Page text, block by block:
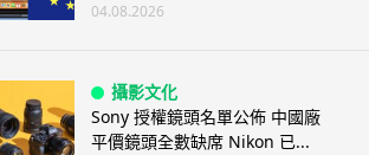
04.08.2026
攝影文化
Sony 授權鏡頭名單公佈 中國廠
平價鏡頭全數缺席 Nikon 已...